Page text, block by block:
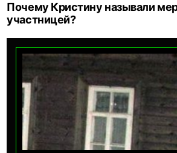
Почему Кристину называли
участницей?